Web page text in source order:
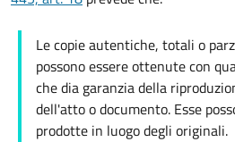
Le copie autentiche, totali o
possono essere ottenute con
che dia garanzia della
dell'atto o documento. Esse
prodotte in luogo degli originali.